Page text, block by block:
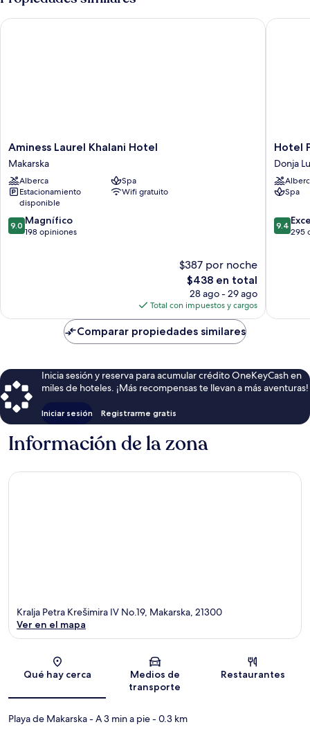
Aminess
Laurel
Khalani
Hotel
Makarska
Aminess Laurel Khalani Hotel
Makarska
Alberca
Spa
Estacionamiento
disponible
Wifi gratuito
9.0
de
9.0 Magnífico
198 opiniones
$387 por noche
El
precio
actual
es
de
$438
$438 en total
28 ago - 29 ago
Total con impuestos y cargos
Aminess Laurel Khalani Hotel
Hotel
Park
Donja
Luka
Hotel
Donja
Spa
9.4
de
9.4
295
Hotel
Comparar propiedades similares
Inicia sesión y reserva para acumular crédito OneKeyCash en
miles de hoteles. ¡Más recompensas te llevan a más aventuras!
Iniciar sesión Registrarme gratis
Información de la zona
Sección del mapa
Kralja Petra Krešimira IV No.19, Makarska, 21300
Ver en el mapa
Qué hay cerca
Medios de
transporte
Restaurantes
Playa de Makarska- A 3 min a pie- 0.3 km